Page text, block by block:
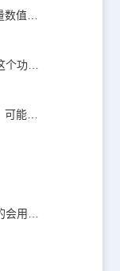
为什么CAD图纸中标注数值与实际测量数值不一样？
CAD标注文字叠加怎么办？浩辰CAD这个功能很好用！
为什么CAD标注数值与测量结果不同？可能是这几种原因
浩辰CAD看图王中这些CAD标注你真的会用吗？